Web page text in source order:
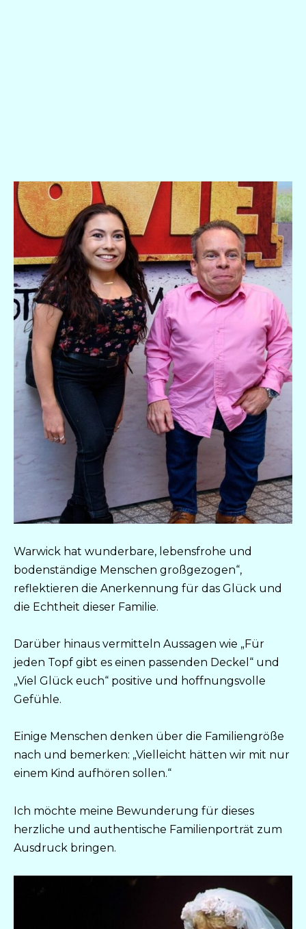
Warwick hat wunderbare, lebensfrohe und
bodenständige Menschen großgezogen“,
reflektieren die Anerkennung für das Glück und
die Echtheit dieser Familie.
Darüber hinaus vermitteln Aussagen wie „Für
jeden Topf gibt es einen passenden Deckel“ und
„Viel Glück euch“ positive und hoffnungsvolle
Gefühle.
Einige Menschen denken über die Familiengröße
nach und bemerken: „Vielleicht hätten wir mit nur
einem Kind aufhören sollen.“
Ich möchte meine Bewunderung für dieses
herzliche und authentische Familienporträt zum
Ausdruck bringen.